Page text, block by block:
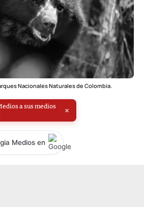
Nacionales Naturales de Colombia.
a sus medios
×
Medios en